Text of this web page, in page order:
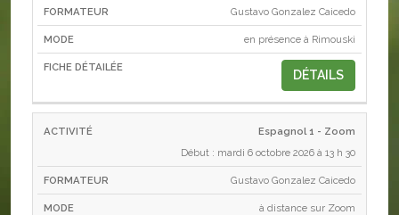
Gustavo Gonzalez Caicedo
en présence à Rimouski
DÉTAILS
Espagnol 1 - Zoom
Début : mardi 6 octobre 2026 à 13 h 30
Gustavo Gonzalez Caicedo
à distance sur Zoom